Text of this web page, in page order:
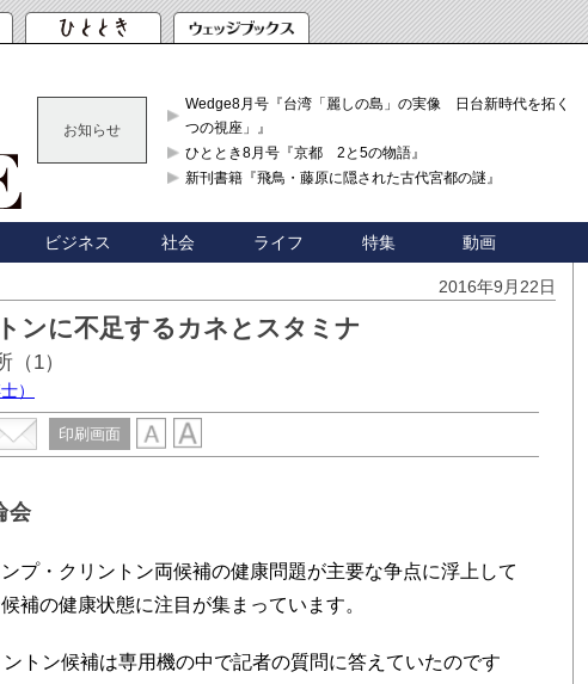
お知らせ
Wedge8月号『台湾「麗しの島」の実像 日台新時代を拓く「3
つの視座」』
ひととき8月号『京都 2と5の物語』
新刊書籍『飛鳥・藤原に隠された古代宮都の謎』
ビジネス 社会 ライフ 特集 動画
2016年9月22日
ンに不足するカネとスタミナ
1）
）
印刷画面
会
プ・クリントン両候補の健康問題が主要な争点に浮上して
補の健康状態に注目が集まっています。
トン候補は専用機の中で記者の質問に答えていたのです